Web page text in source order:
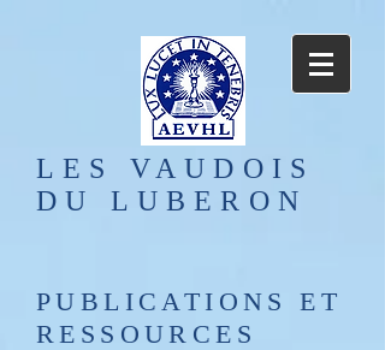
LES VAUDOIS
DU LUBERON
PUBLICATIONS ET
RESSOURCES